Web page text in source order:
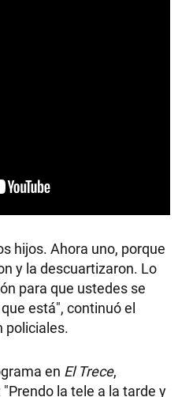
hijos. Ahora uno, porque
y la descuartizaron. Lo
para que ustedes se
está", continuó el
policiales.
en El Trece,
la tele a la tarde y